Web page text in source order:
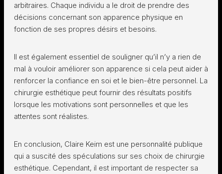
arbitraires. Chaque individu a le droit de prendre des
décisions concernant son apparence physique en
fonction de ses propres désirs et besoins.
Il est également essentiel de souligner qu’il n’y a rien de
mal à vouloir améliorer son apparence si cela peut aider à
renforcer la confiance en soi et le bien-être personnel. La
chirurgie esthétique peut fournir des résultats positifs
lorsque les motivations sont personnelles et que les
attentes sont réalistes.
En conclusion, Claire Keim est une personnalité publique
qui a suscité des spéculations sur ses choix de chirurgie
esthétique. Cependant, il est important de respecter sa